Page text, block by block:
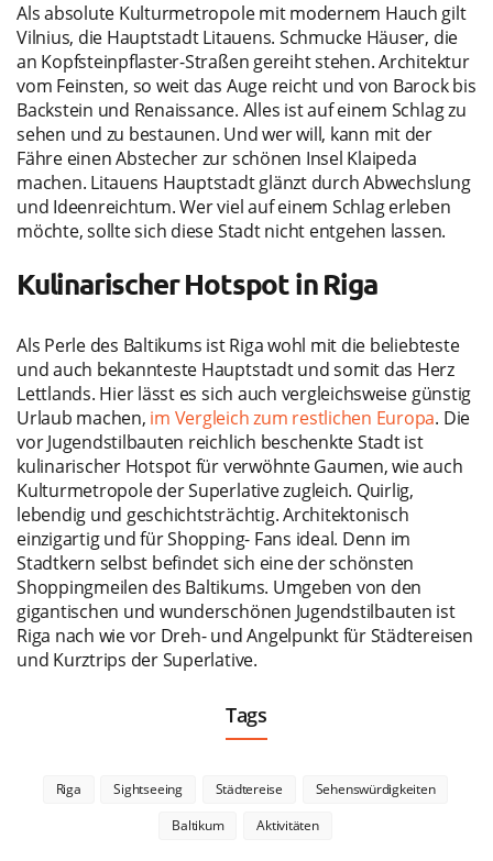
Als absolute Kulturmetropole mit modernem Hauch gilt
Vilnius, die Hauptstadt Litauens. Schmucke Häuser, die
an Kopfsteinpflaster-Straßen gereiht stehen. Architektur
vom Feinsten, so weit das Auge reicht und von Barock bis
Backstein und Renaissance. Alles ist auf einem Schlag zu
sehen und zu bestaunen. Und wer will, kann mit der
Fähre einen Abstecher zur schönen Insel Klaipeda
machen. Litauens Hauptstadt glänzt durch Abwechslung
und Ideenreichtum. Wer viel auf einem Schlag erleben
möchte, sollte sich diese Stadt nicht entgehen lassen.
Kulinarischer Hotspot in Riga
Als Perle des Baltikums ist Riga wohl mit die beliebteste
und auch bekannteste Hauptstadt und somit das Herz
Lettlands. Hier lässt es sich auch vergleichsweise günstig
Urlaub machen, im Vergleich zum restlichen Europa. Die
vor Jugendstilbauten reichlich beschenkte Stadt ist
kulinarischer Hotspot für verwöhnte Gaumen, wie auch
Kulturmetropole der Superlative zugleich. Quirlig,
lebendig und geschichtsträchtig. Architektonisch
einzigartig und für Shopping- Fans ideal. Denn im
Stadtkern selbst befindet sich eine der schönsten
Shoppingmeilen des Baltikums. Umgeben von den
gigantischen und wunderschönen Jugendstilbauten ist
Riga nach wie vor Dreh- und Angelpunkt für Städtereisen
und Kurztrips der Superlative.
Tags
Riga Sightseeing Städtereise
Sehenswürdigkeiten
Baltikum
Aktivitäten